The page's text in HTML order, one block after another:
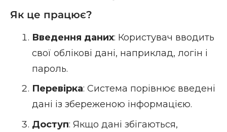
Як це працює?
Введення даних: Користувач вводить
свої облікові дані, наприклад, логін і
пароль.
Перевірка: Система порівнює введені
дані із збереженою інформацією.
Доступ: Якщо дані збігаються,